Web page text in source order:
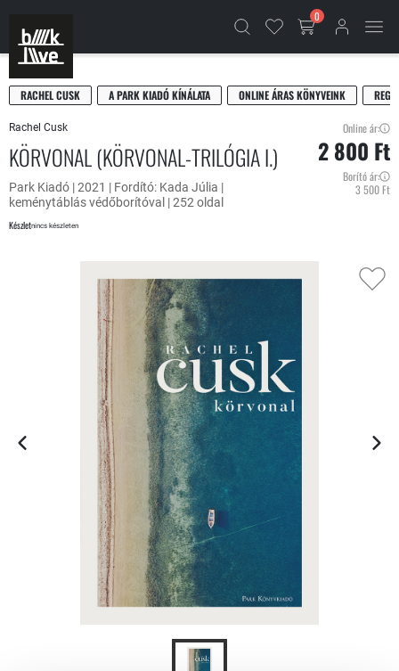
0
RACHEL CUSK A PARK KIADÓ KÍNÁLATA ONLINE ÁRAS KÖNYVEINK
Rachel Cusk
KÖRVONAL (KÖRVONAL-TRILÓGIA I.)
Park Kiadó | 2021 | Fordító: Kada Júlia |
keménytáblás védőborítóval | 252 oldal
Készletnincs készleten
Online ár:
2 800 Ft
Borító ár:
3 500 Ft